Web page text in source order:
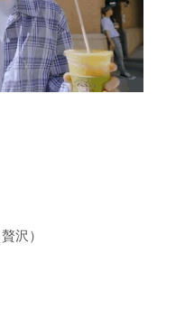
沢）